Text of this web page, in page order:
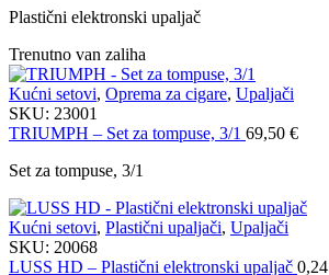
Plastični elektronski upaljač
Trenutno van zaliha
Kućni setovi, Oprema za cigare, Upaljači
SKU: 23001
TRIUMPH – Set za tompuse, 3/1 69,50 €
Set za tompuse, 3/1
Kućni setovi, Plastični upaljači, Upaljači
SKU: 20068
LUSS HD – Plastični elektronski upaljač 0,24